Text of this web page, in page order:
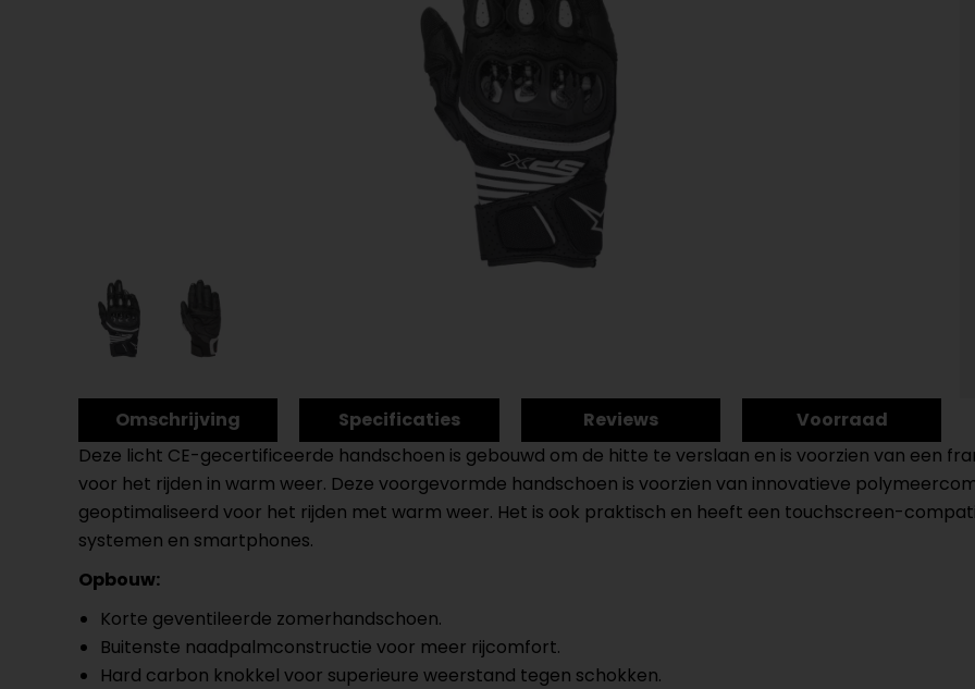
Omschrijving Specificaties Reviews
Voorraad
Deze licht CE-gecertificeerde handschoen is gebouwd om de hitte te verslaan en is voorzien van een
voor het rijden in warm weer. Deze voorgevormde handschoen is voorzien van innovatieve
geoptimaliseerd voor het rijden met warm weer. Het is ook praktisch en heeft een touchscreen-
systemen en smartphones.
Opbouw:
Korte geventileerde zomerhandschoen.
Buitenste naadpalmconstructie voor meer rijcomfort.
Hard carbon knokkel voor superieure weerstand tegen schokken.